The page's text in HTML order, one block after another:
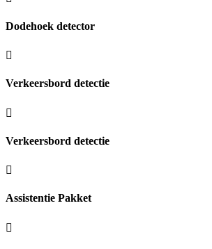
Dodehoek detector
Verkeersbord detectie
Verkeersbord detectie
Assistentie Pakket